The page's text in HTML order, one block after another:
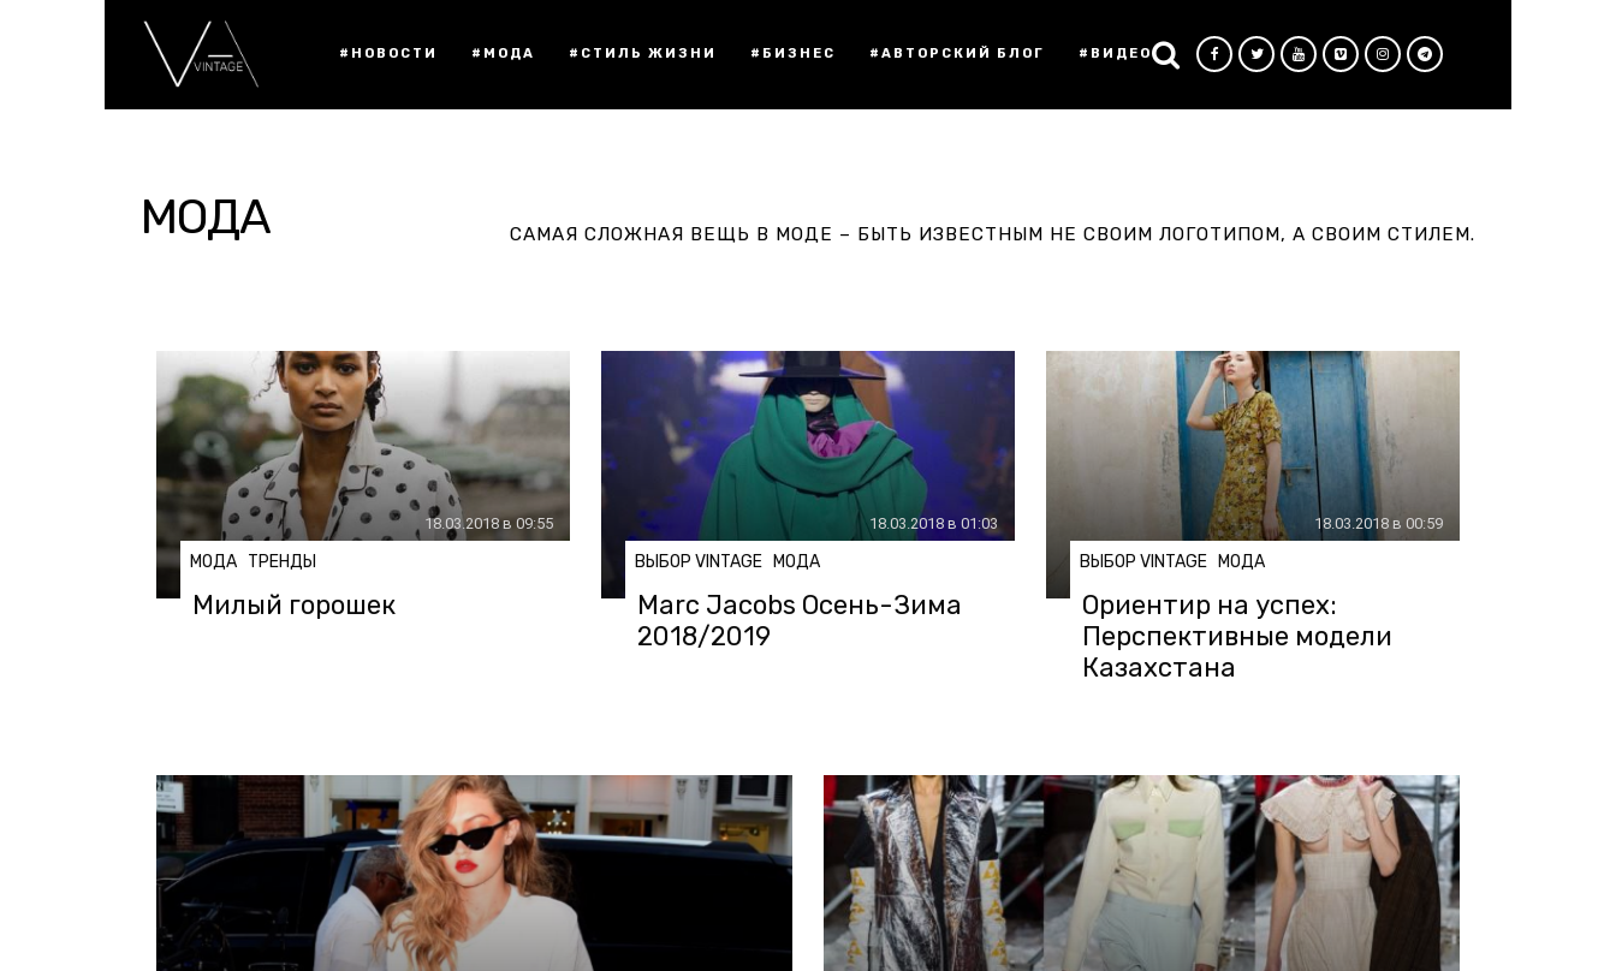
#НОВОСТИ #МОДА #СТИЛЬ ЖИЗНИ #БИЗНЕС #АВТОРСКИЙ БЛОГ #ВИДЕО
МОДА САМАЯ СЛОЖНАЯ ВЕЩЬ В МОДЕ – БЫТЬ ИЗВЕСТНЫМ НЕ СВОИМ ЛОГОТИПОМ, А СВОИМ СТИЛЕМ.
18.03.2018 в 09:55
МОДА ТРЕНДЫ
Милый горошек
18.03.2018 в 01:03
ВЫБОР VINTAGE МОДА
Marc Jacobs Осень-Зима
2018/2019
18.03.2018 в 00:59
ВЫБОР VINTAGE МОДА
Ориентир на успех:
Перспективные модели
Казахстана